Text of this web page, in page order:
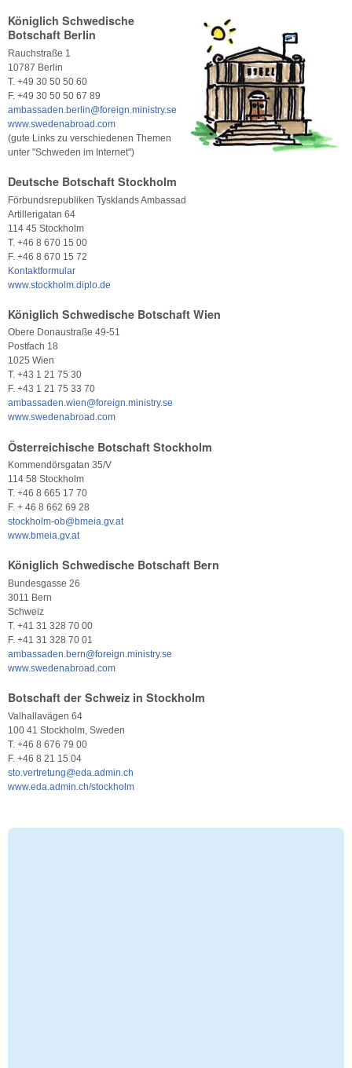
Königlich Schwedische
Botschaft Berlin
Rauchstraße 1
10787 Berlin
T. +49 30 50 50 60
F. +49 30 50 50 67 89
ambassaden.berlin@foreign.ministry.se
www.swedenabroad.com
(gute Links zu verschiedenen Themen
unter "Schweden im Internet")
Deutsche Botschaft Stockholm
Förbundsrepubliken Tysklands Ambassad
Artillerigatan 64
114 45 Stockholm
T. +46 8 670 15 00
F. +46 8 670 15 72
Kontaktformular
www.stockholm.diplo.de
Königlich Schwedische Botschaft Wien
Obere Donaustraße 49-51
Postfach 18
1025 Wien
T. +43 1 21 75 30
F. +43 1 21 75 33 70
ambassaden.wien@foreign.ministry.se
www.swedenabroad.com
Österreichische Botschaft Stockholm
Kommendörsgatan 35/V
114 58 Stockholm
T. +46 8 665 17 70
F. + 46 8 662 69 28
stockholm-ob@bmeia.gv.at
www.bmeia.gv.at
Königlich Schwedische Botschaft Bern
Bundesgasse 26
3011 Bern
Schweiz
T. +41 31 328 70 00
F. +41 31 328 70 01
ambassaden.bern@foreign.ministry.se
www.swedenabroad.com
Botschaft der Schweiz in Stockholm
Valhallavägen 64
100 41 Stockholm, Sweden
T. +46 8 676 79 00
F. +46 8 21 15 04
sto.vertretung@eda.admin.ch
www.eda.admin.ch/stockholm